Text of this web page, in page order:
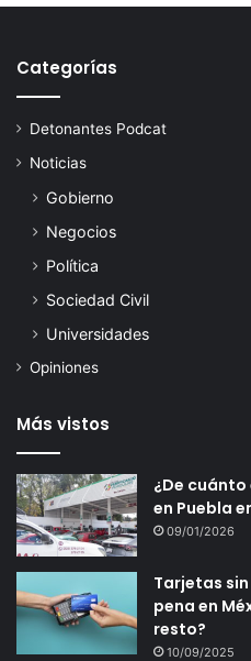
i
Categorías
Detonantes Podcat
Noticias
Gobierno
Negocios
Política
Sociedad Civil
Universidades
Opiniones
Más vistos
¿De
en Puebla
09/01/2026
Tarjetas
pena en
resto?
10/09/2025